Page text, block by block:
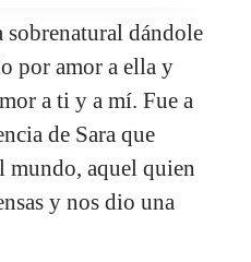
sobrenatural dándole
por amor a ella y
a ti y a mí. Fue a
de Sara que
mundo, aquel quien
y nos dio una